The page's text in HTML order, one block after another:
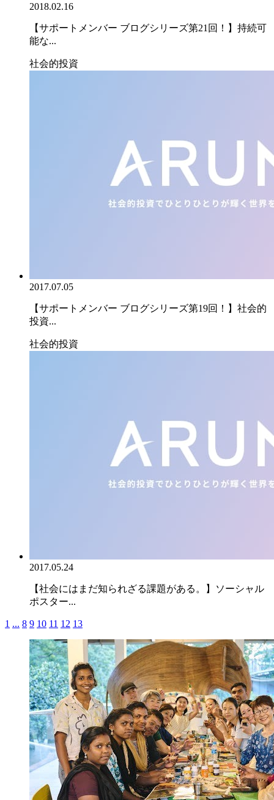
2018.02.16
【サポートメンバー ブログシリーズ第21回！】持続可
能な...
社会的投資
2017.07.05
【サポートメンバー ブログシリーズ第19回！】社会的
投資...
社会的投資
2017.05.24
【社会にはまだ知られざる課題がある。】ソーシャル
ポスター...
1 ... 8 9 10 11 12 13